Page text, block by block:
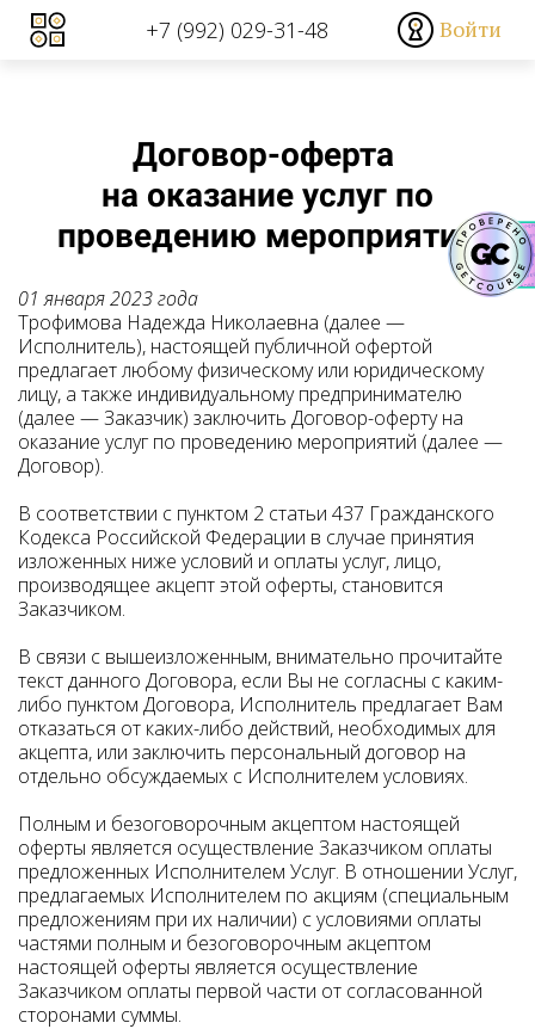
+7 (992) 029-31-48 Войти
Договор-оферта
на оказание услуг по
проведению мероприятий
01 января 2023 года
Трофимова Надежда Николаевна (далее —
Исполнитель), настоящей публичной офертой
предлагает любому физическому или юридическому
лицу, а также индивидуальному предпринимателю
(далее — Заказчик) заключить Договор-оферту на
оказание услуг по проведению мероприятий (далее —
Договор).
В соответствии с пунктом 2 статьи 437 Гражданского
Кодекса Российской Федерации в случае принятия
изложенных ниже условий и оплаты услуг, лицо,
производящее акцепт этой оферты, становится
Заказчиком.
В связи с вышеизложенным, внимательно прочитайте
текст данного Договора, если Вы не согласны с каким-
либо пунктом Договора, Исполнитель предлагает Вам
отказаться от каких-либо действий, необходимых для
акцепта, или заключить персональный договор на
отдельно обсуждаемых с Исполнителем условиях.
Полным и безоговорочным акцептом настоящей
оферты является осуществление Заказчиком оплаты
предложенных Исполнителем Услуг. В отношении Услуг,
предлагаемых Исполнителем по акциям (специальным
предложениям при их наличии) с условиями оплаты
частями полным и безоговорочным акцептом
настоящей оферты является осуществление
Заказчиком оплаты первой части от согласованной
сторонами суммы.